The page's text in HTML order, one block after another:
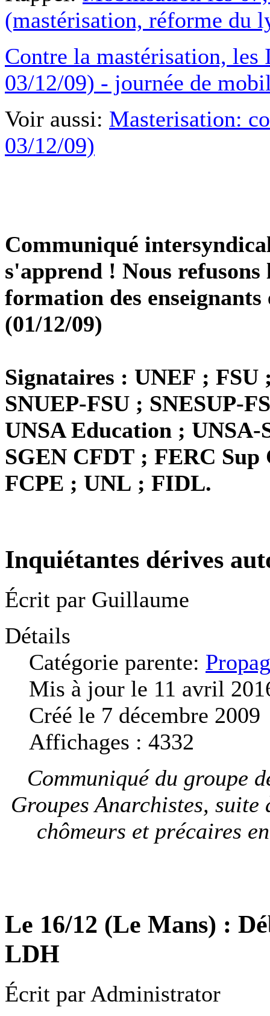
(mastérisation, réforme du
Contre la mastérisation,
03/12/09) - journée de
Voir aussi: Masterisation:
03/12/09)
Communiqué
s'apprend ! Nous
formation des
(01/12/09)
Signataires : UNEF ; FSU
SNUEP-FSU ; SNESUP-
UNSA Education ; UNSA-
SGEN CFDT ; FERC
FCPE ; UNL ; FIDL.
Inquiétantes dérives
Écrit par Guillaume
Détails
Catégorie parente:
Mis à jour le 11 avril
Créé le 7 décembre 2009
Affichages : 4332
Communiqué du groupe
Groupes Anarchistes, suite
chômeurs et précaires
Le 16/12 (Le Mans) :
LDH
Écrit par Administrator